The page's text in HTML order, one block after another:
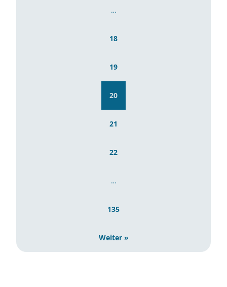
…
18
19
20
21
22
…
135
Weiter »